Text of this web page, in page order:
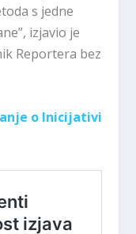
s jedne
izjavio je
Reportera bez
o Inicijativi